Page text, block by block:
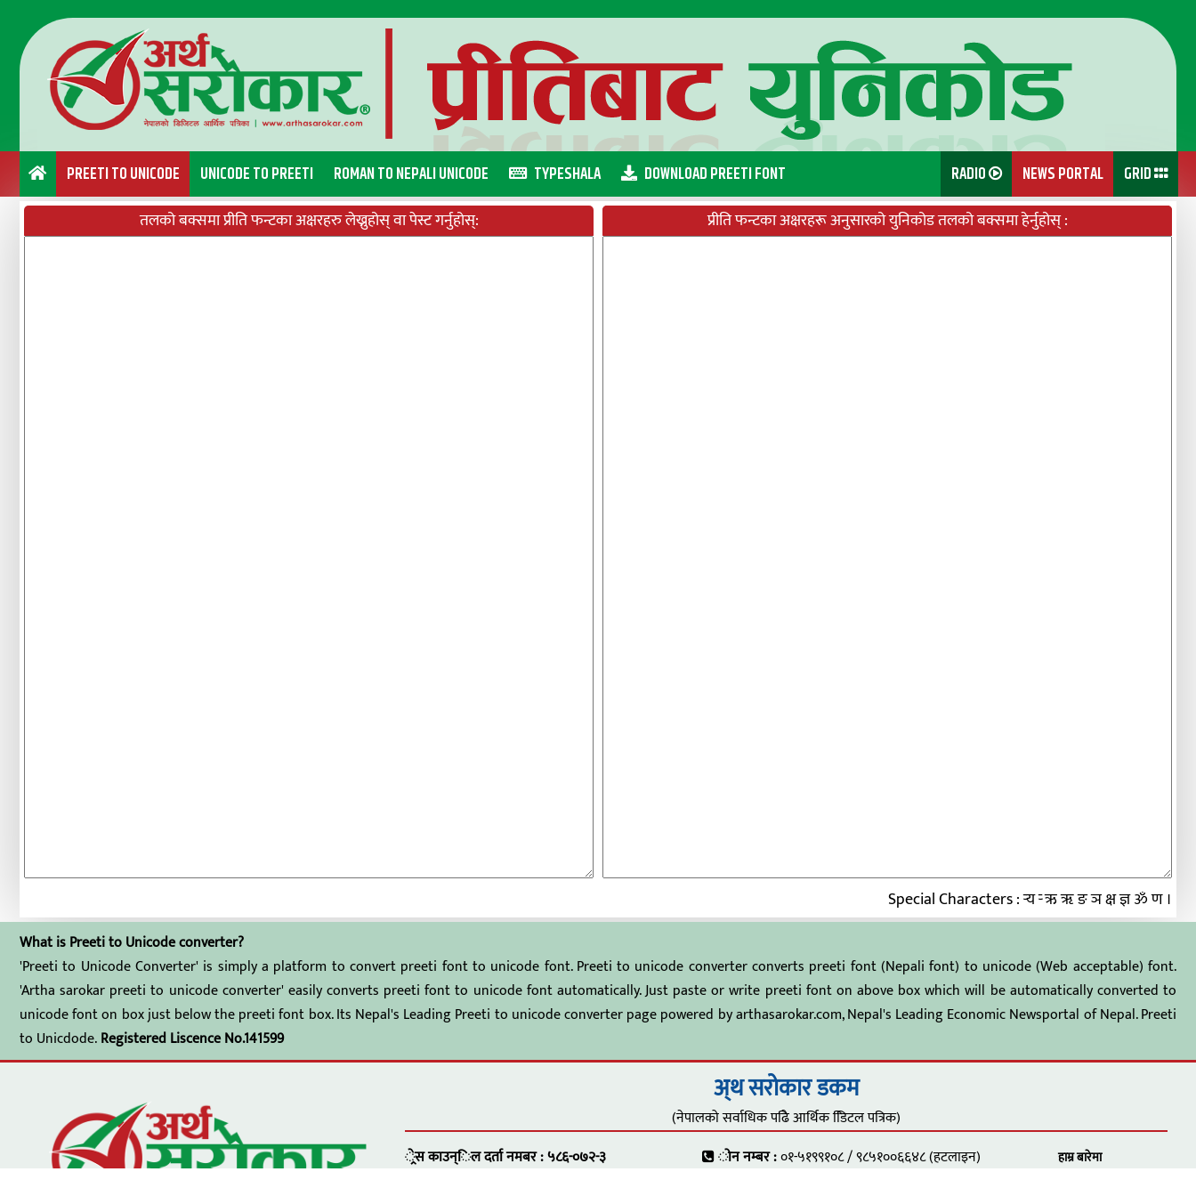
PREETI TO UNICODE UNICODE TO PREETI ROMAN TO NEPALI UNICODE TYPESHALA DOWNLOAD PREETI FONT RADIO NEWS PORTAL GRID
तलको बक्समा प्रीति फन्टका अक्षरहरु लेख्नुहोस् वा पेस्ट गर्नुहोस्: प्रीति फन्टका अक्षरहरू अनुसारको युनिकोड तलको बक्समा हेर्नुहोस् :
Special Characters : र्‍य र्‍ ऋ ॠ ङ ञ क्ष ज्ञ ॐ ण ।
What is Preeti to Unicode converter?
'Preeti to Unicode Converter' is simply a platform to convert preeti font to unicode font. Preeti to unicode converter converts preeti font (Nepali font) to unicode (Web acceptable) font.
'Artha sarokar preeti to unicode converter' easily converts preeti font to unicode font automatically. Just paste or write preeti font on above box which will be automatically converted to
unicode font on box just below the preeti font box. Its Nepal's Leading Preeti to unicode converter page powered by arthasarokar.com, Nepal's Leading Economic Newsportal of Nepal. Preeti
to Unicdode.RegisteredLiscence No.141599
अ्थ सरोकार डकम
(नेपालको सर्वाधिक पढिे आर्थिक डििटल पत्रिक)
्रेस काउन्िल दर्ता नमबर : ५८६-०७२-३
ोन नम्बर :०१-५१९९१०८ / ९८५१००६६४८ (हटलाइन)
हाम्र बारेमा